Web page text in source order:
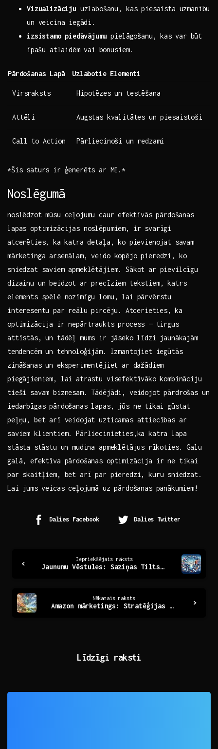
Vizualizāciju uzlabošanu, kas‍ piesaista uzmanību
un veicina⁢ iegādi.
izsistamo⁤ piedāvājumu pielāgošanu, kas ⁣var ⁤būt
⁢īpašu atlaidēm vai ⁢bonusiem.
Pārdošanas Lapā Uzlabotie Elementi
Virsraksts Hipotēzes un testēšana
Attēli Augstas kvalitātes un piesaistoši
Call to Action Pārliecinoši un redzami
*Šis saturs ir ģenerēts ar MI.*
Noslēgumā
noslēdzot mūsu ceļojumu⁤ caur ⁢efektīvās pārdošanas‌
lapas optimizācijas noslēpumiem, ir​ svarīgi
atcerēties, ⁣ka katra‍ detaļa, ko pievienojat savam
mārketinga arsenālam, veido kopējo ​pieredzi,‌ ko
sniedzat saviem apmeklētājiem. Sākot ar pievilcīgu
dizainu un beidzot ar precīziem tekstiem, katrs
elements spēlē ‍nozīmīgu lomu,‍ lai ‌pārvērstu
interesentu par ⁤reālu pircēju.⁢ Atcerieties, ⁣ka‍
optimizācija ir ‌nepārtraukts ‌process — ⁤tirgus
attīstās, un tādēļ mums ir ⁤jāseko ​līdzi jaunākajām
⁢tendencēm un tehnoloģijām. Izmantojiet‌ iegūtās
zināšanas un⁢ eksperimentējiet ar dažādiem
piegājieniem, lai atrastu visefektīvāko ⁢kombināciju
tieši savam biznesam. Tādējādi, veidojot pārdrošas un
iedarbīgas pārdošanas lapas, jūs ne⁤ tikai ‌gūstat
peļņu, bet arī‍ veidojat uzticamas attiecības ar
saviem klientiem. Pārliecinieties,ka‌ katra lapa⁤
stāsta⁤ stāstu un mudina apmeklētājus⁣ rīkoties. ‌Galu
galā, efektīva pārdošanas optimizācija ​ir ne tikai
par ​skaitļiem, bet arī par pieredzi, kuru ⁢sniedzat.
⁣Lai jums veicas ceļojumā uz pārdošanas panākumiem!
Dalies Facebook Dalies Twitter
Reading
Iepriekšējais raksts
Jaunumu Vēstules: Saziņas Tilts Uz Jauniem Paziņojumiem
Nākamais raksts
Amazon mārketings: Stratēģijas panākumu atslēga digitālajā laikmetā
Līdzīgi raksti